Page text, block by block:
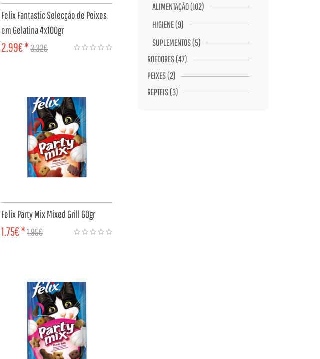
Felix Fantastic Selecção de Peixes
em Gelatina 4x100gr
2.99€ *3.32€
Felix Party Mix Mixed Grill 60gr
1.75€ *1.95€
ALIMENTAÇÃO (102)
HIGIENE (9)
SUPLEMENTOS (5)
ROEDORES (47)
PEIXES (2)
REPTEIS (3)